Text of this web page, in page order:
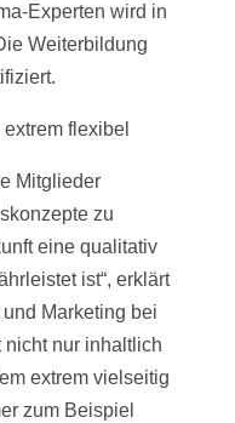
Experten wird in
Weiterbildung
flexibel
Mitglieder
zu
eine qualitativ
ist“, erklärt
Marketing bei
nicht nur inhaltlich
extrem vielseitig
zum Beispiel